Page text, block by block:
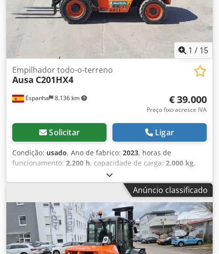
1 / 15
Espanha 8.136 km
Empilhador todo-o-terreno
Ausa C201HX4
€ 39.000
Preço fixo acresce IVA
Solicitar Ligar
Condição: usado, Ano de fabrico: 2023, horas de
funcionamento: 2.200 h, capacidade de carga: 2.000 kg,
3.700 mm, altura total:
comprimento total:4.380 mm, largura total:4.380 mm,
, Ano de fabricação: 2023
Peso vazio: 3.635 kg Chjdpfx Asxqficoh Eoa Peso bruto total:
5.635 kg Tanque de combustível: 62 litros
Anúncio classificado